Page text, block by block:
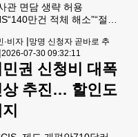
야 의원(캘리포니아)은 최
더빈 연방상원 민주당 원
총무와 함께 ‘1929년 이민법
현대화법‘을 재추진한다
표했다. 이 법안은 지난해
발의된 이후 계류 중인 상
으며, 트럼프 행정부의 강
이민단속 기조 속에서 다시
관 면담 생략 허용
만건 적체 해소”“절차
가 미국에 망명을 신청한
자들을 망명 심사관의 인
없이 곧바로 추방재판 절
넘길 수 있도록 하는 새로
규정을 시행했다. 이에 따라
만 명의 망명 신청자가 추
절차에 더 빠르게 편입될 수
는 우려가 나오고 있다. 워
·비자 |망명 신청자 곧바로 추
|2026-07-30 09:32:11
권 신청비 대폭
상 추진… 할인도